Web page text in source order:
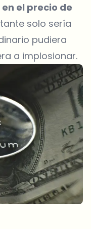
el precio de
solo sería
pudiera
a implosionar.